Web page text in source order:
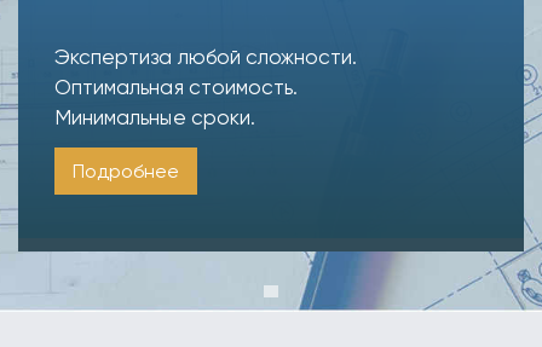
Экспертиза любой сложности.
Оптимальная стоимость.
Минимальные сроки.
Подробнее